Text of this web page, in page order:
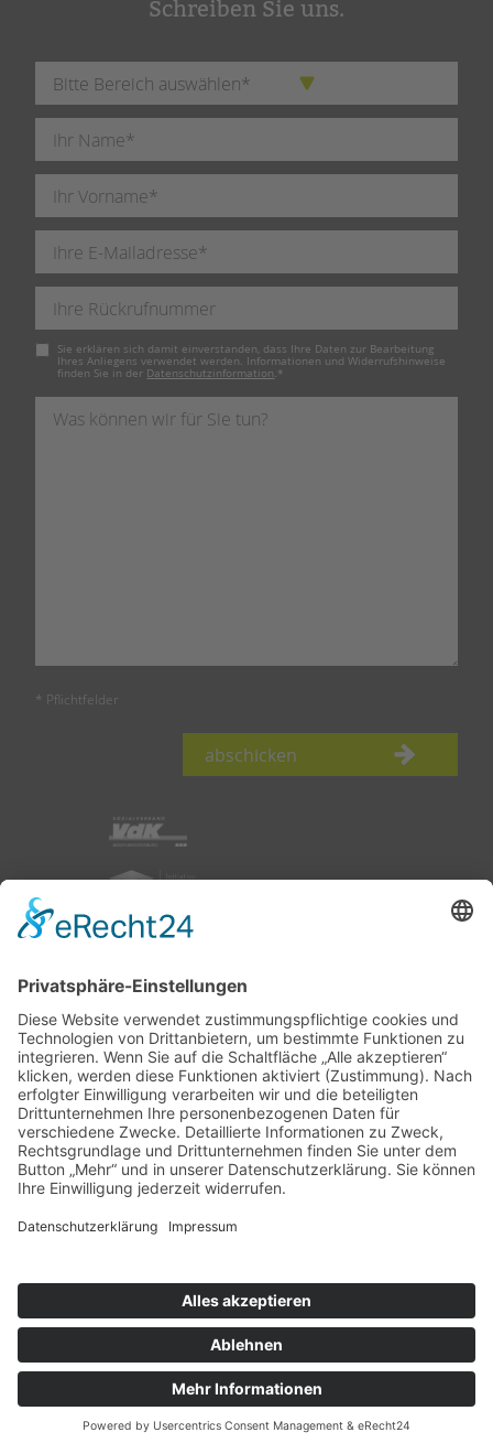
Schreiben Sie uns.
Pflichtfeld
Sie erklären sich damit einverstanden, dass Ihre Daten zur Bearbeitung
Ihres Anliegens verwendet werden. Informationen und Widerrufshinweise
finden Sie in der Datenschutzinformation. *
* Pflichtfelder
abschicken
nach oben
Impressum|Datenschutz
Ihnen gefällt, was Sie lesen?
Dann teilen Sie es mit anderen!
X